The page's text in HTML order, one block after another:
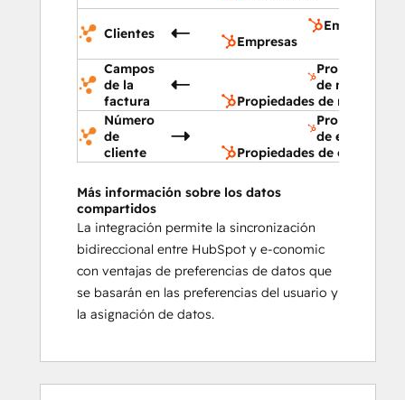
Clientes
Empresas
Empresas
Campos
de la
factura
Propiedades
de negocio
Propiedades de negocio
Número
de
cliente
Propiedades
de empresa
Propiedades de empresa
Más información sobre los datos
compartidos
La integración permite la sincronización
bidireccional entre HubSpot y e-conomic
con ventajas de preferencias de datos que
se basarán en las preferencias del usuario y
la asignación de datos.